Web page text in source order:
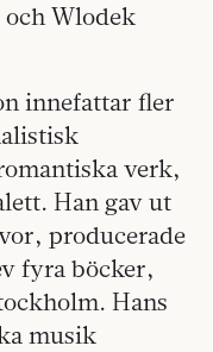
Wlodek
innefattar fler
verk,
Han gav ut
producerade
fyra böcker,
Hans
musik